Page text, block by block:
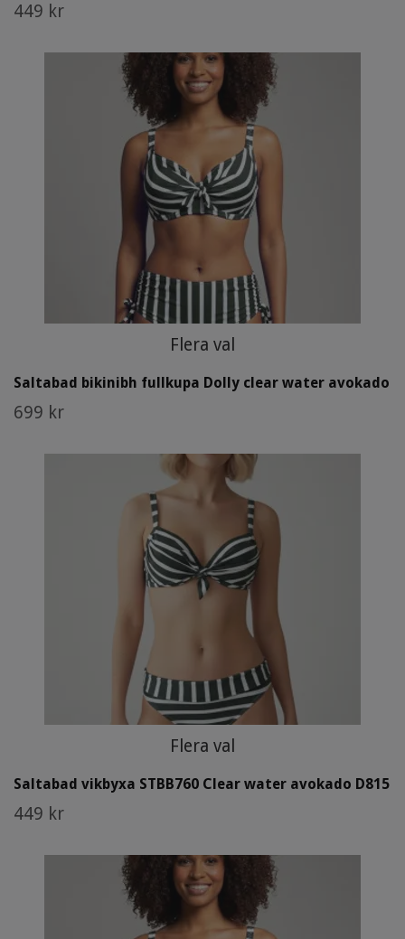
449 kr
Flera val
Saltabad bikinibh fullkupa Dolly clear water avokado
699 kr
Flera val
Saltabad vikbyxa STBB760 Clear water avokado D815
449 kr